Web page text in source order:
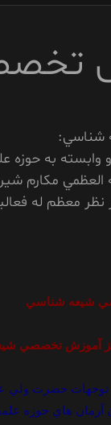
شناسي:
وابسته به
معظم له
شيعه شناسي
توجهات حضرت ولي
هاي حوزه